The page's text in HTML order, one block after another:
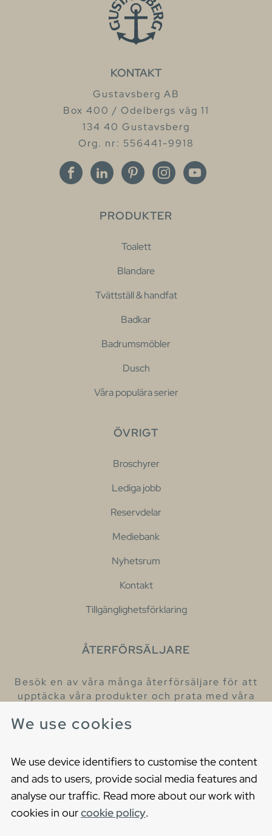
We use cookies
We use device identifiers to customise the content
and ads to users, provide social media features and
analyse our traffic. Read more about our work with
cookies in ourcookie policy.
KONTAKT
Gustavsberg AB
Box 400 / Odelbergs väg 11
134 40 Gustavsberg
Org. nr: 556441-9918
PRODUKTER
Toalett
Blandare
Tvättställ & handfat
Badkar
Badrumsmöbler
Dusch
Våra populära serier
ÖVRIGT
Broschyrer
Lediga jobb
Reservdelar
Mediebank
Nyhetsrum
Kontakt
Tillgänglighetsförklaring
ÅTERFÖRSÄLJARE
Besök en av våra många återförsäljare för att
upptäcka våra produkter och prata med våra